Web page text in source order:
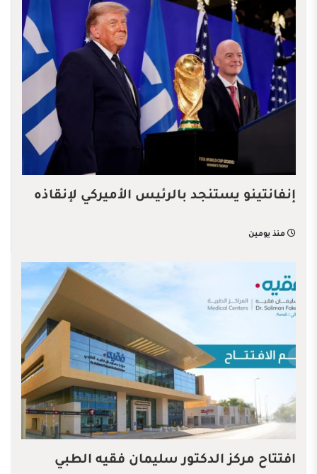
إنفانتينو يستنجد بالرئيس الأميركي لإنقاذه
منذ يومين
افتتاح مركز الدكتور سليمان فقيه الطبي